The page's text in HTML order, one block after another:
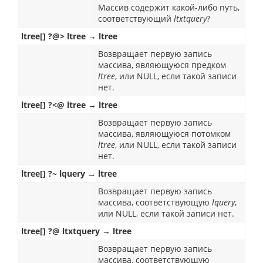
Массив содержит какой-либо путь,
соответствующий ltxtquery?
ltree[] ?@> ltree → ltree
Возвращает первую запись
массива, являющуюся предком
ltree, или NULL, если такой записи
нет.
ltree[] ?<@ ltree → ltree
Возвращает первую запись
массива, являющуюся потомком
ltree, или NULL, если такой записи
нет.
ltree[] ?~ lquery → ltree
Возвращает первую запись
массива, соответствующую lquery,
или NULL, если такой записи нет.
ltree[] ?@ ltxtquery → ltree
Возвращает первую запись
массива, соответствующую